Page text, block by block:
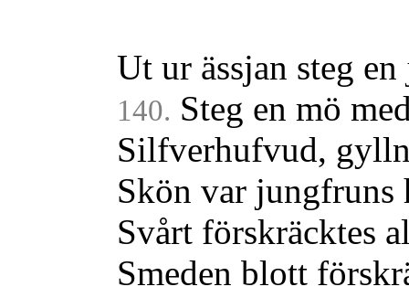
Ut ur ässjan steg
140. Steg en mö
Silfverhufvud,
Skön var jungfruns
Svårt förskräcktes
Smeden blott